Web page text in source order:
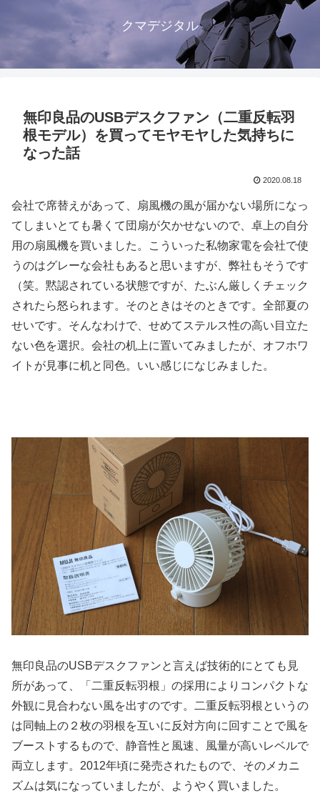
クマデジタル
無印良品のUSBデスクファン（二重反転羽
根モデル）を買ってモヤモヤした気持ちに
なった話
2020.08.18
会社で席替えがあって、扇風機の風が届かない場所になっ
てしまいとても暑くて団扇が欠かせないので、卓上の自分
用の扇風機を買いました。こういった私物家電を会社で使
うのはグレーな会社もあると思いますが、弊社もそうです
（笑。黙認されている状態ですが、たぶん厳しくチェック
されたら怒られます。そのときはそのときです。全部夏の
せいです。そんなわけで、せめてステルス性の高い目立た
ない色を選択。会社の机上に置いてみましたが、オフホワ
イトが見事に机と同色。いい感じになじみました。
無印良品のUSBデスクファンと言えば技術的にとても見
所があって、「二重反転羽根」の採用によりコンパクトな
外観に見合わない風を出すのです。二重反転羽根というの
は同軸上の２枚の羽根を互いに反対方向に回すことで風を
ブーストするもので、静音性と風速、風量が高いレベルで
両立します。2012年頃に発売されたもので、そのメカニ
ズムは気になっていましたが、ようやく買いました。